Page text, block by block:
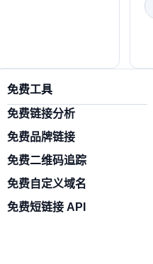
免费工具
免费链接分析
免费品牌链接
免费二维码追踪
免费自定义域名
免费短链接 API